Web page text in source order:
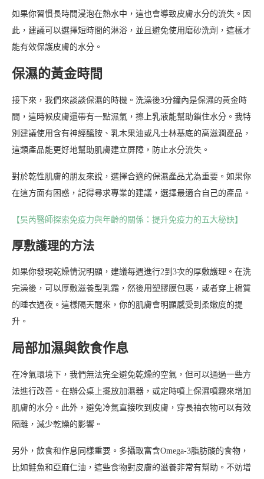
如果你習慣長時間浸泡在熱水中，這也會導致皮膚水分的流失。因
此，建議可以選擇短時間的淋浴，並且避免使用磨砂洗劑，這樣才
能有效保護皮膚的水分。
保濕的黃金時間
接下來，我們來談談保濕的時機。洗澡後3分鐘內是保濕的黃金時
間，這時候皮膚還帶有一點濕氣，擦上乳液能幫助鎖住水分。我特
別建議使用含有神經醯胺、乳木果油或凡士林基底的高滋潤產品，
這類產品能更好地幫助肌膚建立屏障，防止水分流失。
對於乾性肌膚的朋友來說，選擇合適的保濕產品尤為重要。如果你
在這方面有困惑，記得尋求專業的建議，選擇最適合自己的產品。
【吳芮醫師探索免疫力與年齡的關係：提升免疫力的五大秘訣】
厚敷護理的方法
如果你發現乾燥情況明顯，建議每週進行2到3次的厚敷護理。在洗
完澡後，可以厚敷滋養型乳霜，然後用塑膠膜包裹，或者穿上棉質
的睡衣過夜。這樣隔天醒來，你的肌膚會明顯感受到柔嫩度的提
升。
局部加濕與飲食作息
在冷氣環境下，我們無法完全避免乾燥的空氣，但可以通過一些方
法進行改善。在辦公桌上擺放加濕器，或定時噴上保濕噴霧來增加
肌膚的水分。此外，避免冷氣直接吹到皮膚，穿長袖衣物可以有效
隔離，減少乾燥的影響。
另外，飲食和作息同樣重要。多攝取富含Omega-3脂肪酸的食物，
比如鮭魚和亞麻仁油，這些食物對皮膚的滋養非常有幫助。不妨增